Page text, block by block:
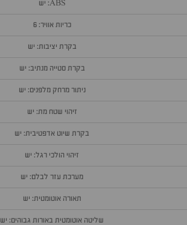
ABS: יש
כריות אוויר: 6
בקרת יציבות: יש
בקרת סטייה מנתיב: יש
ניתור מרחק מלפנים: יש
זיהוי שטח מת: יש
בקרת שיוט אדפטיבית: יש
זיהוי הולכי רגל: יש
מערכת עזר לבלם: יש
תאורה אוטומטית: יש
שליטה אוטומטית באורות גבוהים: יש